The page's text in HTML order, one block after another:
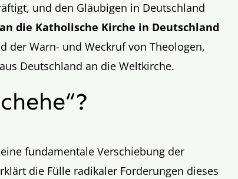
und den Gläubigen in Deutschland
die Katholische Kirche in Deutschland
der Warn- und Weckruf von Theologen,
Deutschland an die Weltkirche.
fundamentale Verschiebung der
die Fülle radikaler Forderungen dieses